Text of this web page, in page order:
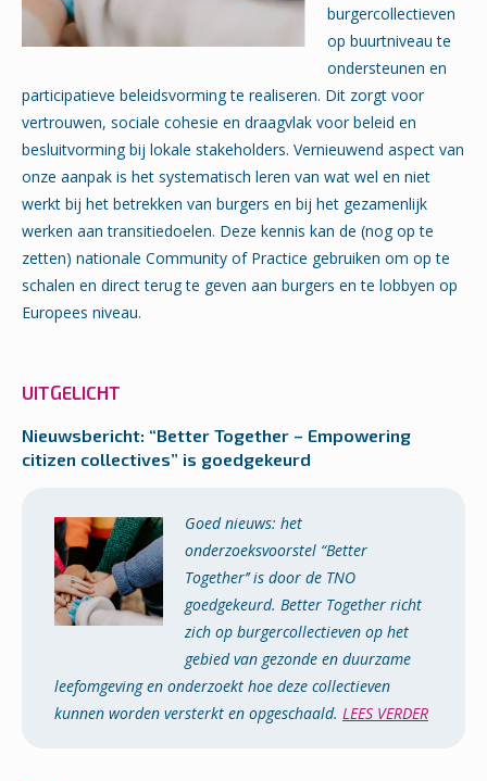
burgercollectieven
op buurtniveau te
ondersteunen en
participatieve beleidsvorming te realiseren. Dit zorgt voor
vertrouwen, sociale cohesie en draagvlak voor beleid en
besluitvorming bij lokale stakeholders. Vernieuwend aspect van
onze aanpak is het systematisch leren van wat wel en niet
werkt bij het betrekken van burgers en bij het gezamenlijk
werken aan transitiedoelen. Deze kennis kan de (nog op te
zetten) nationale Community of Practice gebruiken om op te
schalen en direct terug te geven aan burgers en te lobbyen op
Europees niveau.
UITGELICHT
Nieuwsbericht: “Better Together – Empowering
citizen collectives” is goedgekeurd
Goed nieuws: het
onderzoeksvoorstel “Better
Together’’ is door de TNO
goedgekeurd. Better Together richt
zich op burger­collectieven op het
gebied van gezonde en duurzame
leef­omgeving en onder­zoekt hoe deze collectieven
kunnen worden versterkt en opgeschaald. LEES VERDER